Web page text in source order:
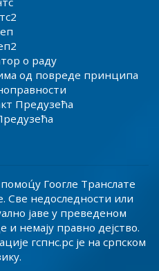
о раду
од повреде принципа
Предузећа
Гоогле Транслате
Све недоследности или
јаве у преведеном
и немају правно дејство.
гспнс.рс је на српском